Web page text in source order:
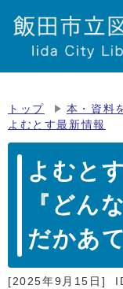
トップ 本・資料
よむとす最新情報
よむと
『どん
だかあ
[2025年9月15日]